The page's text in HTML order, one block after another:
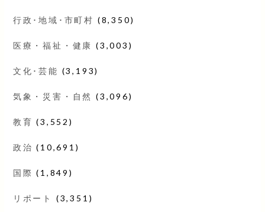
行政･地域･市町村 (8,350)
医療・福祉・健康 (3,003)
文化･芸能 (3,193)
気象・災害・自然 (3,096)
教育 (3,552)
政治 (10,691)
国際 (1,849)
リポート (3,351)